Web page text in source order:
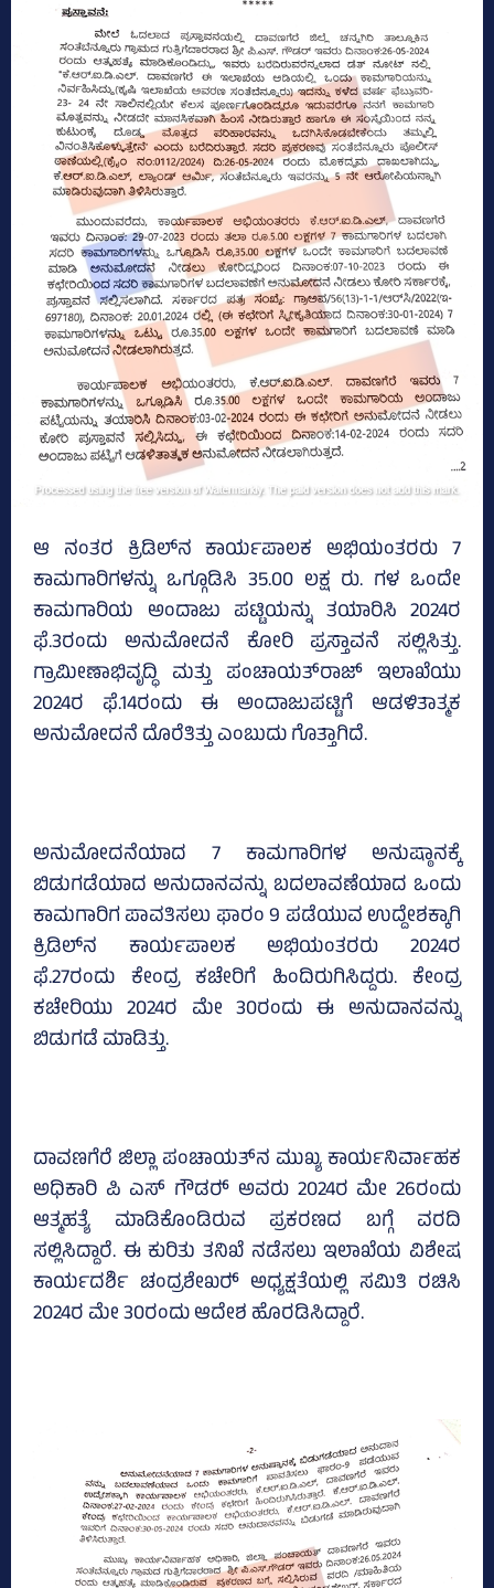
ಆ ನಂತರ ಕ್ರಿಡಿಲ್‌ನ ಕಾರ್ಯಪಾಲಕ ಅಭಿಯಂತರರು 7
ಕಾಮಗಾರಿಗಳನ್ನು ಒಗ್ಗೂಡಿಸಿ 35.00 ಲಕ್ಷ ರು. ಗಳ ಒಂದೇ
ಕಾಮಗಾರಿಯ ಅಂದಾಜು ಪಟ್ಟಿಯನ್ನು ತಯಾರಿಸಿ 2024ರ
ಫೆ.3ರಂದು ಅನುಮೋದನೆ ಕೋರಿ ಪ್ರಸ್ತಾವನೆ ಸಲ್ಲಿಸಿತ್ತು.
ಗ್ರಾಮೀಣಾಭಿವೃದ್ಧಿ ಮತ್ತು ಪಂಚಾಯತ್‌ರಾಜ್‌ ಇಲಾಖೆಯು
2024ರ ಫೆ.14ರಂದು ಈ ಅಂದಾಜುಪಟ್ಟಿಗೆ ಆಡಳಿತಾತ್ಮಕ
ಅನುಮೋದನೆ ದೊರೆತಿತ್ತು ಎಂಬುದು ಗೊತ್ತಾಗಿದೆ.
ಅನುಮೋದನೆಯಾದ 7 ಕಾಮಗಾರಿಗಳ ಅನುಷ್ಠಾನಕ್ಕೆ
ಬಿಡುಗಡೆಯಾದ ಅನುದಾನವನ್ನು ಬದಲಾವಣೆಯಾದ ಒಂದು
ಕಾಮಗಾರಿಗ ಪಾವತಿಸಲು ಫಾರಂ 9 ಪಡೆಯುವ ಉದ್ದೇಶಕ್ಕಾಗಿ
ಕ್ರಿಡಿಲ್‌ನ ಕಾರ್ಯಪಾಲಕ ಅಭಿಯಂತರರು 2024ರ
ಫೆ.27ರಂದು ಕೇಂದ್ರ ಕಚೇರಿಗೆ ಹಿಂದಿರುಗಿಸಿದ್ದರು. ಕೇಂದ್ರ
ಕಚೇರಿಯು 2024ರ ಮೇ 30ರಂದು ಈ ಅನುದಾನವನ್ನು
ಬಿಡುಗಡೆ ಮಾಡಿತ್ತು.
ದಾವಣಗೆರೆ ಜಿಲ್ಲಾ ಪಂಚಾಯತ್‌ನ ಮುಖ್ಯ ಕಾರ್ಯನಿರ್ವಾಹಕ
ಅಧಿಕಾರಿ ಪಿ ಎಸ್‌ ಗೌಡರ್‍‌ ಅವರು 2024ರ ಮೇ 26ರಂದು
ಆತ್ಮಹತ್ಯೆ ಮಾಡಿಕೊಂಡಿರುವ ಪ್ರಕರಣದ ಬಗ್ಗೆ ವರದಿ
ಸಲ್ಲಿಸಿದ್ದಾರೆ. ಈ ಕುರಿತು ತನಿಖೆ ನಡೆಸಲು ಇಲಾಖೆಯ ವಿಶೇ‍ಷ
ಕಾರ್ಯದರ್ಶಿ ಚಂದ್ರಶೇಖರ್‍‌ ಅಧ್ಯಕ್ಷತೆಯಲ್ಲಿ ಸಮಿತಿ ರಚಿಸಿ
2024ರ ಮೇ 30ರಂದು ಆದೇಶ ಹೊರಡಿಸಿದ್ದಾರೆ.